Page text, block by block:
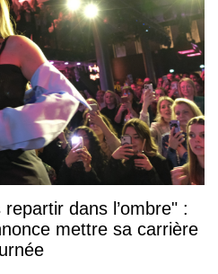
dans l’ombre" :
mettre sa carrière